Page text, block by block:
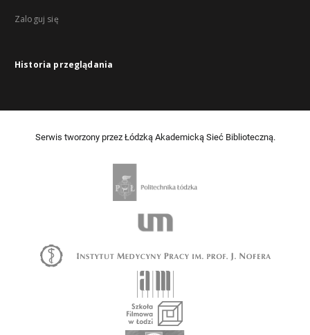
Zaloguj się
Historia przeglądania
Serwis tworzony przez Łódzką Akademicką Sieć Biblioteczną.